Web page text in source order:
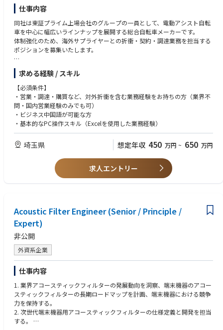
仕事内容
同社は東証プライム上場会社のグループの一員として、電動アシスト自転
車を中心に幅広いラインナップを展開する総合自転車メーカーです。
体制強化のため、海外サプライヤーとの折衝・契約・調達業務を担当する
ポジションを募集いたします。
■担当業務概要
・海外サプライヤー様の契約・調達業務対応：
└部署内の協力連携、社内他部署との調整を経て、購買業務を行います。
└海外サプライヤー来社時の通訳を行います。
・品質改善対応・コスト改善対応・デリバリに係わる各種案件対応：
└上記調達業務に付随する社内外調整、交渉対応を行います。
※サプライヤー選定に関する契約に関しては、親会社に依頼しておりま
※サプライヤー担当社数：２~3社程度
※出張頻度：海外（中国）→1週間程度、国内→1泊2日程度（海外国内含
めて頻度は年に2～3回ほどとなります）
■ポジションの魅力
・大手グループならではの安定基盤と働きやすい環境です
・調達未経験からでも、語学＋対外折衝経験を活かしてキャリアチェンジ
可能です
・製品開発部門と近い距離で、モノづくりの上流から携わることができま
す
・海外サプライヤーとの交渉を通じ、調達スキルを着実に磨ける環境です
・フルフックス制度を導入しており、家庭の事情など柔軟に対応すること
ができる環境です。
■当社について：
同社は、東証プライム上場のグループ最初の主要関連会社として設立し、
日本の自転車産業のトップメーカーとして支持をえています。
求める経験 / スキル
【必須条件】
・営業・調達・購買など、対外折衝を含む業務経験をお持ちの方（業界不
問・国内営業経験のみでも可）
・ビジネス中国語が可能な方
・基本的なPC操作スキル（Excelを使用した業務経験）
埼玉県 想定年収 450 万円 ~ 650 万円
求人エントリー
Acoustic Filter Engineer (Senior / Principle /
Expert)
非公開
外資系企業
仕事内容
1. 業界アコースティックフィルターの発展動向を洞察、端末機器のアコー
スティックフィルターの長期ロードマップを計画、端末機器における競争
力を保持する。
2. 次世代端末機器用アコースティックフィルターの仕様定義と開発を担当
する。